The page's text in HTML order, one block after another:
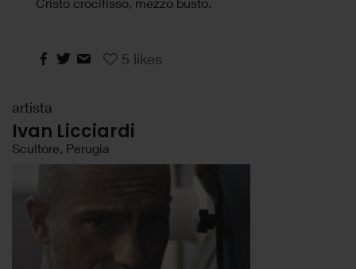
Cristo crocifisso, mezzo busto.
5 likes
artista
Ivan Licciardi
Scultore, Perugia